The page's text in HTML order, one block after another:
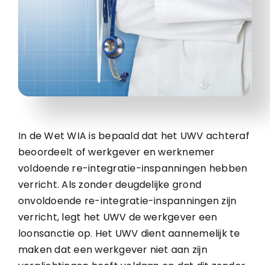
In de Wet WIA is bepaald dat het UWV achteraf
beoordeelt of werkgever en werknemer
voldoende re-integratie-inspanningen hebben
verricht. Als zonder deugdelijke grond
onvoldoende re-integratie-inspanningen zijn
verricht, legt het UWV de werkgever een
loonsanctie op. Het UWV dient aannemelijk te
maken dat een werkgever niet aan zijn